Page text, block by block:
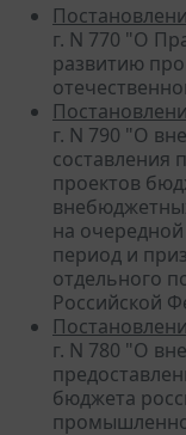
г. N 770 "О
развитию
г. N 790 "О
составления
проектов
на
период и
отдельного
Российской
г. N 780 "О
бюджета